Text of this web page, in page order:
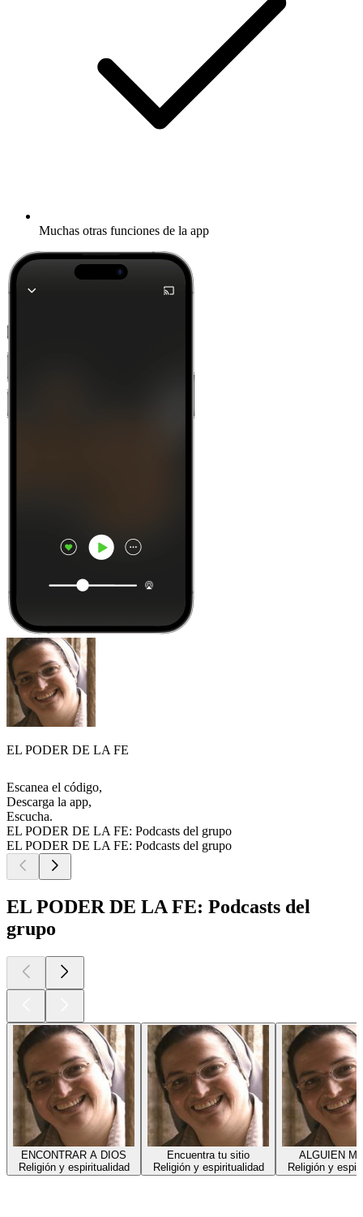
Muchas otras funciones de la app
EL PODER DE LA FE
Escanea el código,
Descarga la app,
Escucha.
EL PODER DE LA FE: Podcasts del grupo
EL PODER DE LA FE: Podcasts del grupo
EL PODER DE LA FE: Podcasts del
grupo
ENCONTRAR A DIOS
Religión y espiritualidad
Encuentra tu sitio
Religión y espiritualidad
ALGUIEN
Religión y